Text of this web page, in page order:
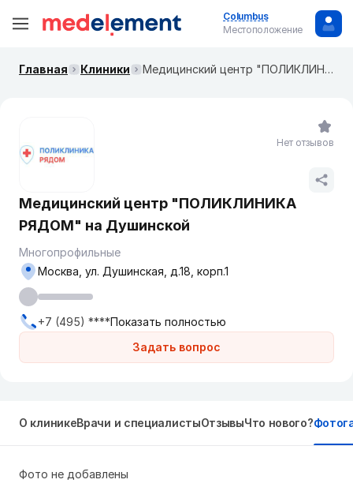
Columbus
Местоположение
Главная Клиники Медицинский центр "ПОЛИКЛИНИКА РЯДОМ" на ​Душинской
Медицинский центр "ПОЛИКЛИНИКА
РЯДОМ" на ​Душинской
Многопрофильные
Задать вопрос
Москва, ул. ​Душинская, д.18, корп.1
+7 (495) ****Показать полностью
Нет отзывов
О клиникеВрачи и специалистыОтзывыЧто нового?
Фото не добавлены